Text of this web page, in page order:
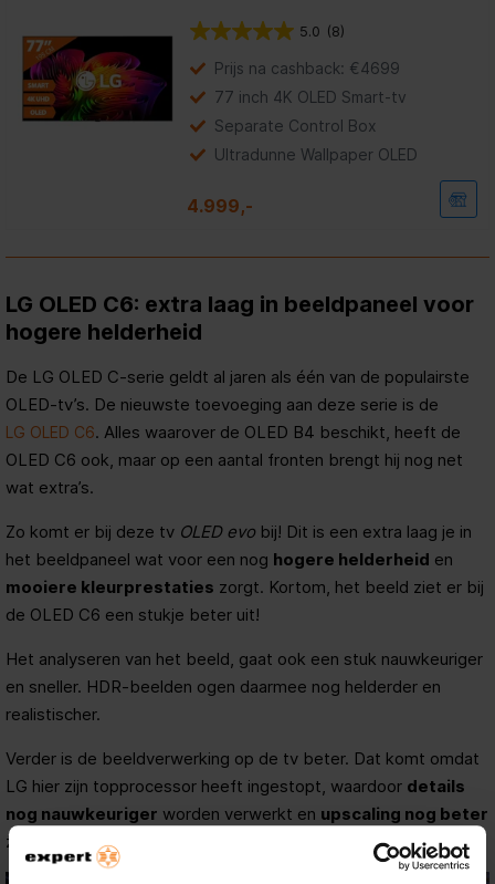
5.0 (8)
5.0
de
5
sterren.
8
beoordelingen
Prijs na cashback: €4699
77 inch 4K OLED Smart-tv
Separate Control Box
Ultradunne Wallpaper OLED
4.999,-
LG OLED C6: extra laag in beeldpaneel voor
hogere helderheid
De LG OLED C-serie geldt al jaren als één van de populairste
OLED-tv’s. De nieuwste toevoeging aan deze serie is de
LG OLED C6. Alles waarover de OLED B4 beschikt, heeft de
OLED C6 ook, maar op een aantal fronten brengt hij nog net
wat extra’s.
Zo komt er bij deze tv OLED evo bij! Dit is een extra laag je in
het beeldpaneel wat voor een nog hogere helderheid en
mooiere kleurprestaties zorgt. Kortom, het beeld ziet er bij
de OLED C6 een stukje beter uit!
Het analyseren van het beeld, gaat ook een stuk nauwkeuriger
en sneller. HDR-beelden ogen daarmee nog helderder en
realistischer.
Verder is de beeldverwerking op de tv beter. Dat komt omdat
LG hier zijn topprocessor heeft ingestopt, waardoor details
nog nauwkeuriger worden verwerkt en upscaling nog beter
zijn werk doet.